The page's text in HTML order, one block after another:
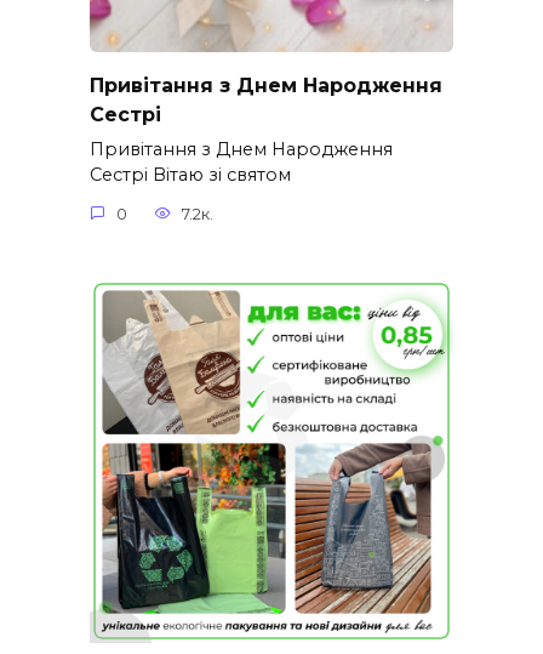
Привітання з Днем Народження
Сестрі
Привітання з Днем Народження
Сестрі Вітаю зі святом
0 7.2к.